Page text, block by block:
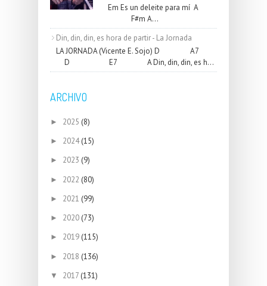
Em Es un deleite para mí A
F#m A...
Din, din, din, es hora de partir - La Jornada
LA JORNADA (Vicente E. Sojo) D A7
D E7 A Din, din, din, es h...
ARCHIVO
► 2025 (8)
► 2024 (15)
► 2023 (9)
► 2022 (80)
► 2021 (99)
► 2020 (73)
► 2019 (115)
► 2018 (136)
▼ 2017 (131)